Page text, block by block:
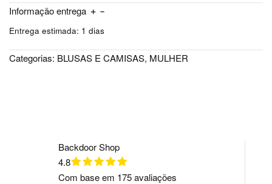
Informação entrega
Entrega estimada: 1 dias
Categorias: BLUSAS E CAMISAS, MULHER
Backdoor Shop
4.8
Com base em 175avaliações